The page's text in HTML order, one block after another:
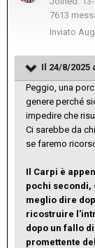
7613
Inviato
Il 24/8/2025
Peggio, una
genere perché
impedire che
Ci sarebbe da
se faremo
Il Carpi è
pochi secondi,
meglio dire
ricostruire
dopo un fallo
promettente